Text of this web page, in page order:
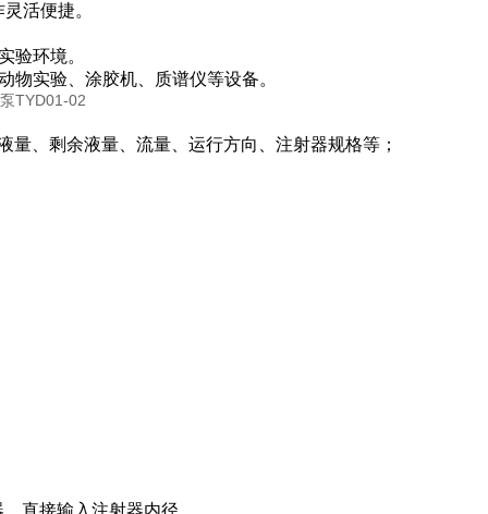
活便捷。
验环境。
物实验、涂胶机、质谱仪等设备。
、剩余液量、流量、运行方向、注射器规格等；
直接输入注射器内径